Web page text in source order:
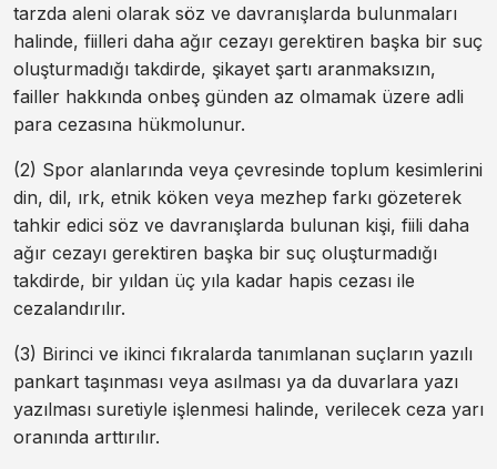
tarzda aleni olarak söz ve davranışlarda bulunmaları
halinde, fiilleri daha ağır cezayı gerektiren başka bir suç
oluşturmadığı takdirde, şikayet şartı aranmaksızın,
failler hakkında onbeş günden az olmamak üzere adli
para cezasına hükmolunur.
(2) Spor alanlarında veya çevresinde toplum kesimlerini
din, dil, ırk, etnik köken veya mezhep farkı gözeterek
tahkir edici söz ve davranışlarda bulunan kişi, fiili daha
ağır cezayı gerektiren başka bir suç oluşturmadığı
takdirde, bir yıldan üç yıla kadar hapis cezası ile
cezalandırılır.
(3) Birinci ve ikinci fıkralarda tanımlanan suçların yazılı
pankart taşınması veya asılması ya da duvarlara yazı
yazılması suretiyle işlenmesi halinde, verilecek ceza yarı
oranında arttırılır.